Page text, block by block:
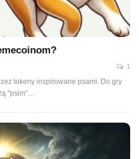
1
tokeny inspirowane psami. Do gry
"psim"…